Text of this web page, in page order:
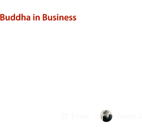
Inhalt
springen